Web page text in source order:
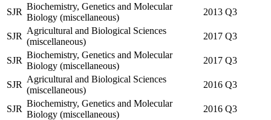
SJR
Biochemistry, Genetics and Molecular
Biology (miscellaneous)
2013 Q3
SJR
Agricultural and Biological Sciences
(miscellaneous)
2017 Q3
SJR
Biochemistry, Genetics and Molecular
Biology (miscellaneous)
2017 Q3
SJR
Agricultural and Biological Sciences
(miscellaneous)
2016 Q3
SJR
Biochemistry, Genetics and Molecular
Biology (miscellaneous)
2016 Q3